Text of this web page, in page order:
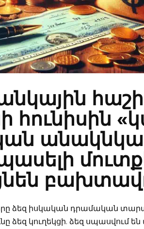
հունիսին
ձեզ իսկական դրամական
ձեզ կուղեկցի. ձեզ սպասվում